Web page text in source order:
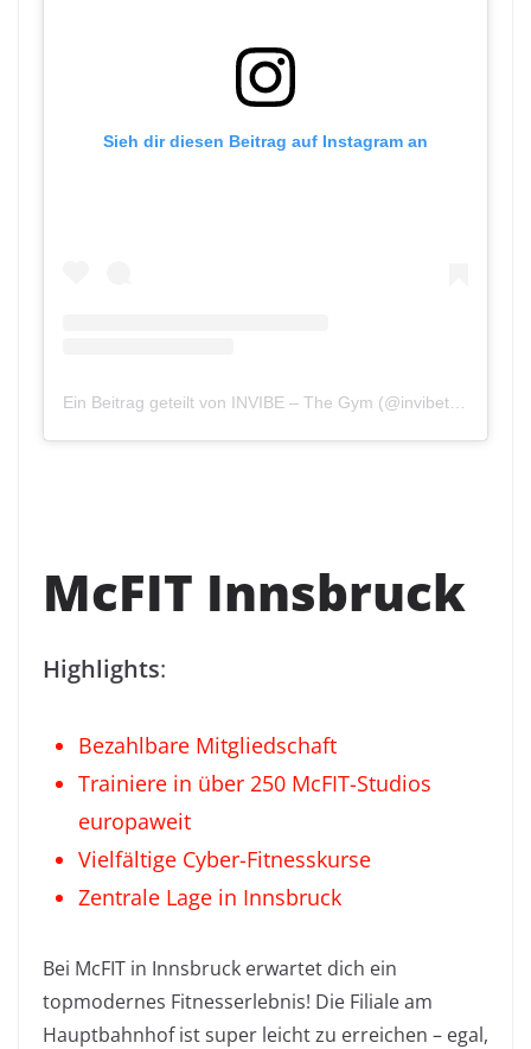
Sieh dir diesen Beitrag auf Instagram an
Ein Beitrag geteilt von INVIBE – The Gym (@invibethegym)
McFIT Innsbruck
Highlights:
Bezahlbare Mitgliedschaft
Trainiere in über 250 McFIT-Studios
europaweit
Vielfältige Cyber-Fitnesskurse
Zentrale Lage in Innsbruck
Bei McFIT in Innsbruck erwartet dich ein
topmodernes Fitnesserlebnis! Die Filiale am
Hauptbahnhof ist super leicht zu erreichen – egal,